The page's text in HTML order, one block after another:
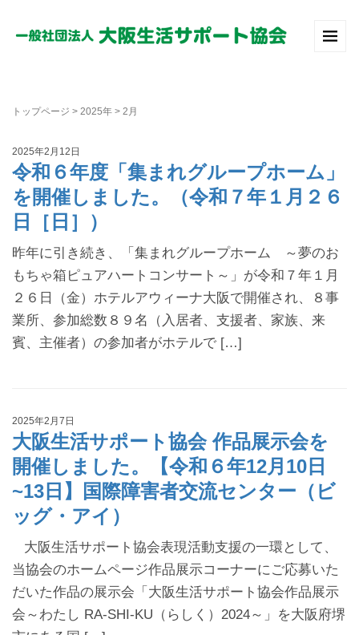
トップページ > 2025年 > 2月
2025年2月12日
令和６年度「集まれグループホーム」
を開催しました。（令和７年１月２６
日［日］）
昨年に引き続き、「集まれグループホーム ～夢のお
もちゃ箱ピュアハートコンサート～」が令和７年１月
２６日（金）ホテルアウィーナ大阪で開催され、８事
業所、参加総数８９名（入居者、支援者、家族、来
賓、主催者）の参加者がホテルで […]
2025年2月7日
大阪生活サポート協会 作品展示会を
開催しました。【令和６年12月10日
~13日】国際障害者交流センター（ビ
ッグ・アイ）
大阪生活サポート協会表現活動支援の一環として、
当協会のホームページ作品展示コーナーにご応募いた
だいた作品の展示会「大阪生活サポート協会作品展示
会～わたし RA-SHI-KU（らしく）2024～」を大阪府堺